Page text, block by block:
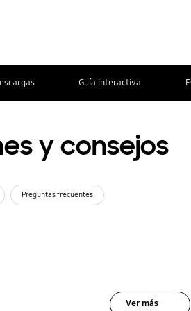
Guía interactiva
y consejos
Preguntas frecuentes
Ver más